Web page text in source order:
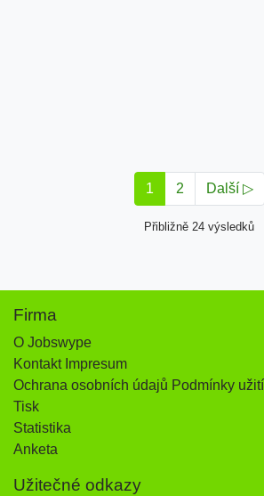
1 2 Další ▷
Přibližně 24 výsledků
Firma
O Jobswype
Kontakt Impresum
Ochrana osobních údajů Podmínky užití
Tisk
Statistika
Anketa
Užitečné odkazy